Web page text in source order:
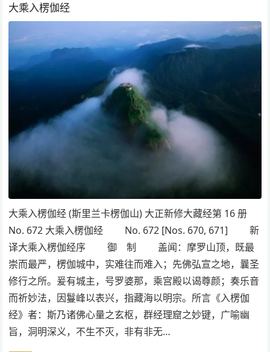
大乘入楞伽经
大乘入楞伽经 (斯里兰卡楞伽山) 大正新修大藏经第 16 册
No. 672 大乘入楞伽经 No. 672 [Nos. 670, 671] 新
译大乘入楞伽经序 御 制 盖闻：摩罗山顶，既最
崇而最严，楞伽城中，实难往而难入；先佛弘宣之地，曩圣
修行之所。爰有城主，号罗婆那，乘宫殿以谒尊颜；奏乐音
而祈妙法，因鬘峰以表兴，指藏海以明宗。所言《入楞伽
经》者：斯乃诸佛心量之玄枢，群经理窟之妙键，广喻幽
旨，洞明深义，不生不灭，非有非无…